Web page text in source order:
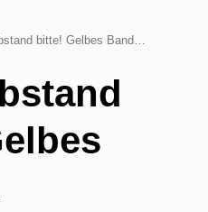
bitte! Gelbes Band…